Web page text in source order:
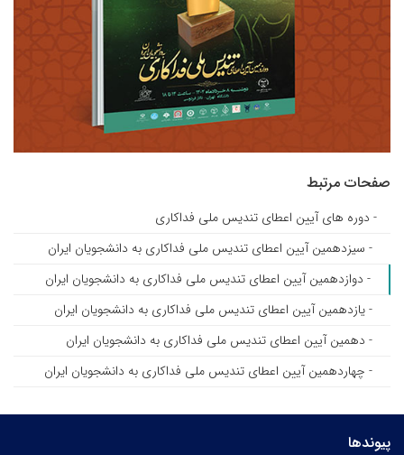
صفحات مرتبط
- دوره های آیین اعطای تندیس ملی فداکاری
- سیزدهمین آیین اعطای تندیس ملی فداکاری به دانشجویان ایران
- دوازدهمین آیین اعطای تندیس ملی فداکاری به دانشجویان ایران
- یازدهمین آیین اعطای تندیس ملی فداکاری به دانشجویان ایران
- دهمین آیین اعطای تندیس ملی فداکاری به دانشجویان ایران
- چهاردهمین آیین اعطای تندیس ملی فداکاری به دانشجویان ایران
پیوندها